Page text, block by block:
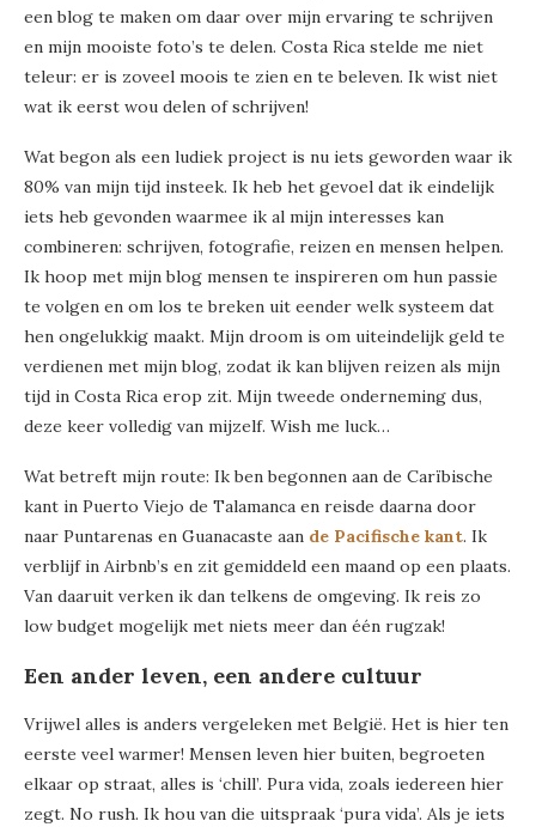
een blog te maken om daar over mijn ervaring te schrijven
en mijn mooiste foto’s te delen. Costa Rica stelde me niet
teleur: er is zoveel moois te zien en te beleven. Ik wist niet
wat ik eerst wou delen of schrijven!
Wat begon als een ludiek project is nu iets geworden waar ik
80% van mijn tijd insteek. Ik heb het gevoel dat ik eindelijk
iets heb gevonden waarmee ik al mijn interesses kan
combineren: schrijven, fotografie, reizen en mensen helpen.
Ik hoop met mijn blog mensen te inspireren om hun passie
te volgen en om los te breken uit eender welk systeem dat
hen ongelukkig maakt. Mijn droom is om uiteindelijk geld te
verdienen met mijn blog, zodat ik kan blijven reizen als mijn
tijd in Costa Rica erop zit. Mijn tweede onderneming dus,
deze keer volledig van mijzelf. Wish me luck…
Wat betreft mijn route: Ik ben begonnen aan de Carïbische
kant in Puerto Viejo de Talamanca en reisde daarna door
naar Puntarenas en Guanacaste aan de Pacifische kant. Ik
verblijf in Airbnb’s en zit gemiddeld een maand op een plaats.
Van daaruit verken ik dan telkens de omgeving. Ik reis zo
low budget mogelijk met niets meer dan één rugzak!
Een ander leven, een andere cultuur
Vrijwel alles is anders vergeleken met België. Het is hier ten
eerste veel warmer! Mensen leven hier buiten, begroeten
elkaar op straat, alles is ‘chill’. Pura vida, zoals iedereen hier
zegt. No rush. Ik hou van die uitspraak ‘pura vida’. Als je iets